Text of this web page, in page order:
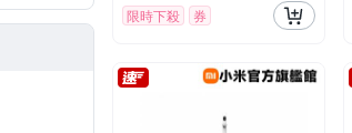
限時下殺 券